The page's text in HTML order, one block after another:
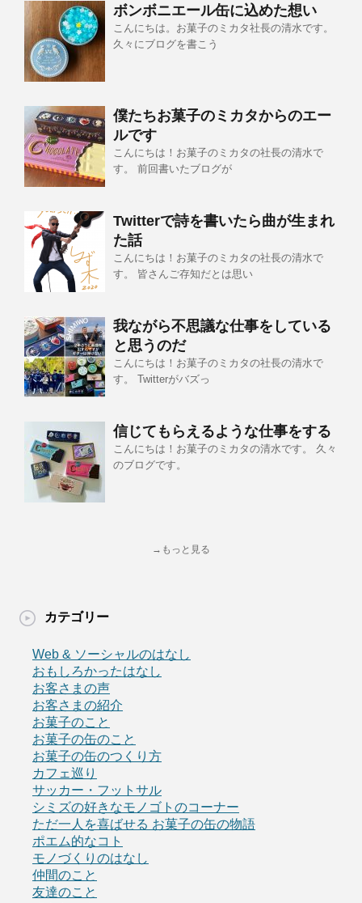
ボンボニエール缶に込めた想い
こんにちは。お菓子のミカタ社長の清水です。
久々にブログを書こう
僕たちお菓子のミカタからのエー
ルです
こんにちは！お菓子のミカタの社長の清水で
す。 前回書いたブログが
Twitterで詩を書いたら曲が生まれ
た話
こんにちは！お菓子のミカタの社長の清水で
す。 皆さんご存知だとは思い
我ながら不思議な仕事をしている
と思うのだ
こんにちは！お菓子のミカタの社長の清水で
す。 Twitterがバズっ
信じてもらえるような仕事をする
こんにちは！お菓子のミカタの清水です。 久々
のブログです。
→もっと見る
カテゴリー
Web & ソーシャルのはなし
おもしろかったはなし
お客さまの声
お客さまの紹介
お菓子のこと
お菓子の缶のこと
お菓子の缶のつくり方
カフェ巡り
サッカー・フットサル
シミズの好きなモノゴトのコーナー
ただ一人を喜ばせる お菓子の缶の物語
ポエム的なコト
モノづくりのはなし
仲間のこと
友達のこと